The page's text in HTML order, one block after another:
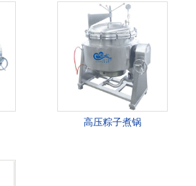
高压粽子煮锅